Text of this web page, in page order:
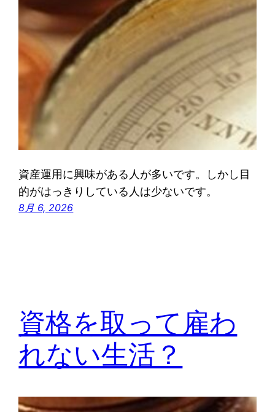
資産運用に興味がある人が多いです。しかし目
的がはっきりしている人は少ないです。
8月 6, 2026
資格を取って雇わ
れない生活？